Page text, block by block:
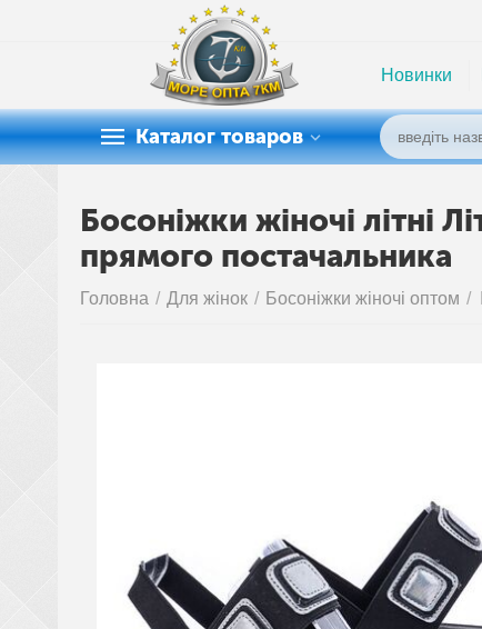
Новинки
Каталог товаров
Босоніжки жіночі літні
прямого постачальника
Головна / Для жінок / Босоніжки жіночі оптом /